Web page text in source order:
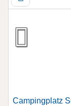
Campingplatz